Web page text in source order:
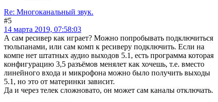
Re: Многоканальный звук.
#5
14 марта 2019, 07:58:03
А сам ресивер как играет? Можно попробывать подключиться
тюльпанами, или сам комп к ресиверу подключить. Если на
компе нет штатных аудио выходов 5.1, есть программа которая
конфигурацию 3,5 разъёмов менялет как хочешь, т.е. вместо
линейного входа и микрофона можно было получить выходы
5.1, но это от материнки зависит.
Да и через телек сложновато, он может сам каналы отключать.